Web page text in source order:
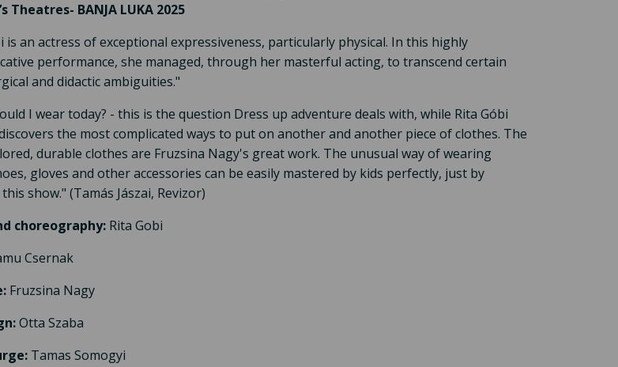
Theatres- BANJA LUKA 2025
is an actress of exceptional expressiveness, particularly physical. In this highly
performance, she managed, through her masterful acting, to transcend certain
and didactic ambiguities."
I wear today? - this is the question Dress up adventure deals with, while Rita Góbi
the most complicated ways to put on another and another piece of clothes. The
durable clothes are Fruzsina Nagy's great work. The unusual way of wearing
gloves and other accessories can be easily mastered by kids perfectly, just by
show." (Tamás Jászai, Revizor)
choreography:Rita Gobi
Csernak
Fruzsina Nagy
Otta Szaba
Tamas Somogyi